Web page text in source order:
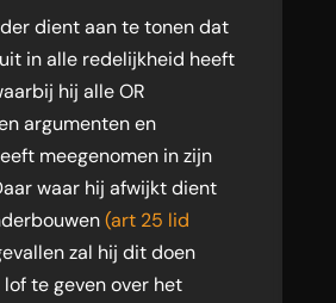
dient aan te tonen dat
in alle redelijkheid heeft
hij alle OR
argumenten en
meegenomen in zijn
waar hij afwijkt dient
(art 25 lid
zal hij dit doen
te geven over het